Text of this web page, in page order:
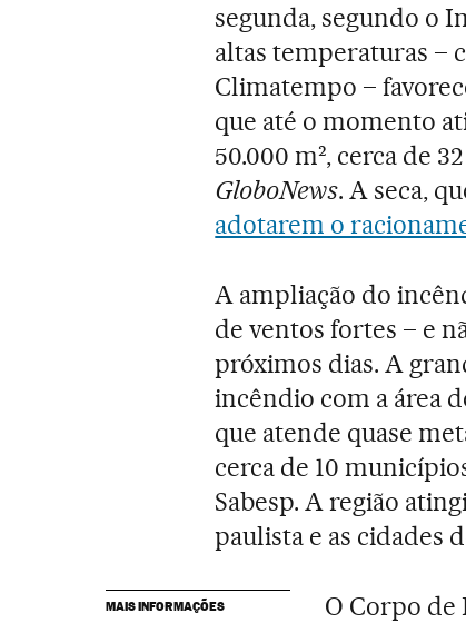
segunda, segundo o
altas temperaturas –
Climatempo –
que até o momento
50.000 m², cerca de
GloboNews. A seca,
adotarem o
A ampliação do
de ventos fortes – e
próximos dias. A
incêndio com a área
que atende quase
cerca de 10
Sabesp. A região
paulista e as cidades
MAIS INFORMAÇÕES O Corpo de